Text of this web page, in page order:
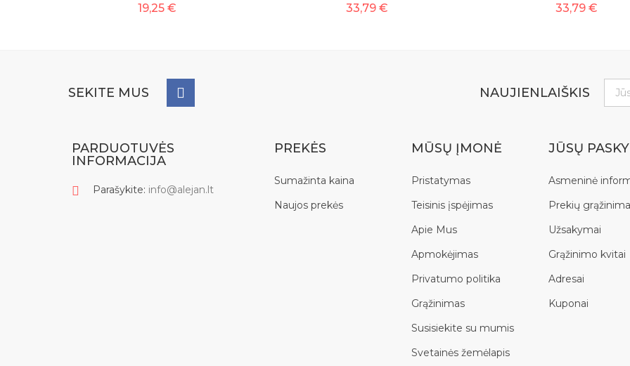
19,25 € 33,79 € 33,79 €
SEKITE MUS NAUJIENLAIŠKIS
PARDUOTUVĖS
INFORMACIJA
Parašykite: info@alejan.lt
PREKĖS
Sumažinta kaina
Naujos prekės
MŪSŲ ĮMONĖ
Pristatymas
Teisinis įspėjimas
Apie Mus
Apmokėjimas
Privatumo politika
Grąžinimas
Susisiekite su mumis
Svetainės žemėlapis
JŪSŲ
Asmeninė
Prekių
Užsakymai
Grąžinimo kvitai
Adresai
Kuponai